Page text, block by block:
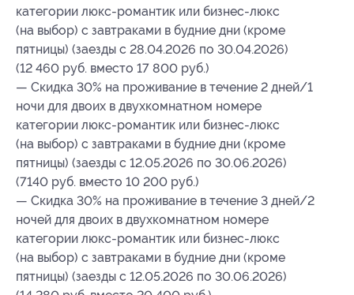
категории люкс-романтик или бизнес-люкс
(на выбор) с завтраками в будние дни (кроме
пятницы) (заезды с 28.04.2026 по 30.04.2026)
(12 460 руб. вместо 17 800 руб.)
— Скидка 30% на проживание в течение 2 дней/1
ночи для двоих в двухкомнатном номере
категории люкс-романтик или бизнес-люкс
(на выбор) с завтраками в будние дни (кроме
пятницы) (заезды с 12.05.2026 по 30.06.2026)
(7140 руб. вместо 10 200 руб.)
— Скидка 30% на проживание в течение 3 дней/2
ночей для двоих в двухкомнатном номере
категории люкс-романтик или бизнес-люкс
(на выбор) с завтраками в будние дни (кроме
пятницы) (заезды с 12.05.2026 по 30.06.2026)